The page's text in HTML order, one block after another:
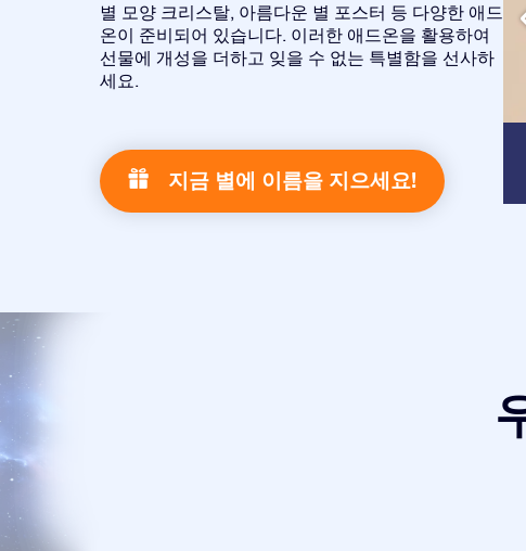
별 모양 크리스탈, 아름다운 별 포스터 등 다양한 애드
온이 준비되어 있습니다. 이러한 애드온을 활용하여
선물에 개성을 더하고 잊을 수 없는 특별함을 선사하
세요.
지금 별에 이름을 지으세요!